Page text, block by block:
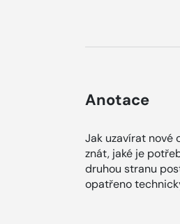
Anotace
Jak uzavírat nové
znát, jaké je
druhou stranu
opatřeno